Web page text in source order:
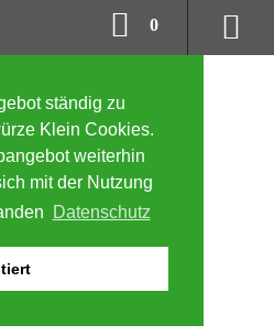
ständig zu
Klein Cookies.
weiterhin
mit der Nutzung
Datenschutz
0